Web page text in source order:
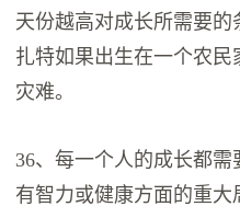
天份越高对成长所需要
扎特如果出生在一个农
灾难。
36、每一个人的成长都
有智力或健康方面的重